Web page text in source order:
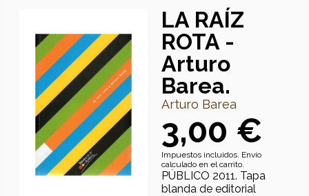
LA RAÍZ
ROTA -
Arturo
Barea.
Arturo Barea
3,00 €
Impuestos incluidos. Envío
calculado en el carrito.
PÚBLICO 2011. Tapa
blanda de editorial